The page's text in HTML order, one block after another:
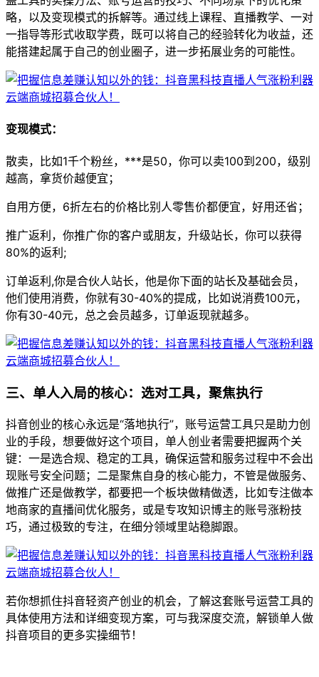
略，以及变现模式的拆解等。通过线上课程、直播教学、一对
一指导等形式收取学费，既可以将自己的经验转化为收益，还
能搭建起属于自己的创业圈子，进一步拓展业务的可能性。
变现模式：
散卖，比如1千个粉丝，***是50，你可以卖100到200，级别
越高，拿货价越便宜；
自用方便，6折左右的价格比别人零售价都便宜，好用还省；
推广返利，你推广你的客户或朋友，升级站长，你可以获得
80%的返利;
订单返利,你是合伙人站长，他是你下面的站长及基础会员，
他们使用消费，你就有30-40%的提成，比如说消费100元，
你有30-40元，总之会员越多，订单返现就越多。
三、单人入局的核心：选对工具，聚焦执行
抖音创业的核心永远是“落地执行”，账号运营工具只是助力创
业的手段，想要做好这个项目，单人创业者需要把握两个关
键：一是选合规、稳定的工具，确保运营和服务过程中不会出
现账号安全问题；二是聚焦自身的核心能力，不管是做服务、
做推广还是做教学，都要把一个板块做精做透，比如专注做本
地商家的直播间优化服务，或是专攻知识博主的账号涨粉技
巧，通过极致的专注，在细分领域里站稳脚跟。
若你想抓住抖音轻资产创业的机会，了解这套账号运营工具的
具体使用方法和详细变现方案，可与我深度交流，解锁单人做
抖音项目的更多实操细节！